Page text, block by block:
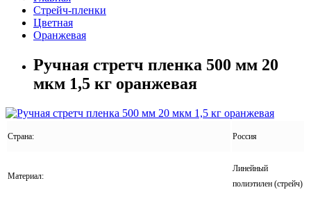
Стрейч-пленки
Цветная
Оранжевая
Ручная стретч пленка 500 мм 20
мкм 1,5 кг оранжевая
Страна: Россия
Материал:
Линейный
полиэтилен (стрейч)